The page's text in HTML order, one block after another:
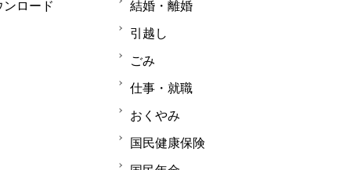
ロード
結婚・離婚
引越し
ごみ
仕事・就職
おくやみ
国民健康保険